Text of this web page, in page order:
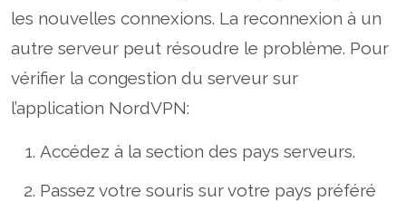
les nouvelles connexions. La reconnexion à un
autre serveur peut résoudre le problème. Pour
vérifier la congestion du serveur sur
l’application NordVPN:
Accédez à la section des pays serveurs.
Passez votre souris sur votre pays préféré